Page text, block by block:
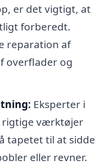
er det vigtigt, at
forberedt.
reparation af
overflader og
Eksperter i
rigtige værktøjer
tapetet til at sidde
eller revner.